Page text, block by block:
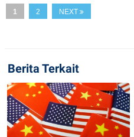
S
A
T
A
G
E
K
O
N
T
A
N
T
L
I
S
U
S
1 2 NEXT
Berita Terkait